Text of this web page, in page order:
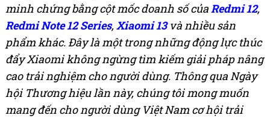
minh chứng bằng cột mốc doanh số củaRedmi 12,
Redmi Note 12 Series,Xiaomi 13và nhiều sản
phẩm khác.Đây là một trong những động lực thúc
đẩy Xiaomi không ngừng tìm kiếm giải pháp nâng
cao trải nghiệm cho người dùng. Thông qua Ngày
hội Thương hiệu lần này, chúng tôi mong muốn
mang đến cho người dùng Việt Nam cơ hội trải